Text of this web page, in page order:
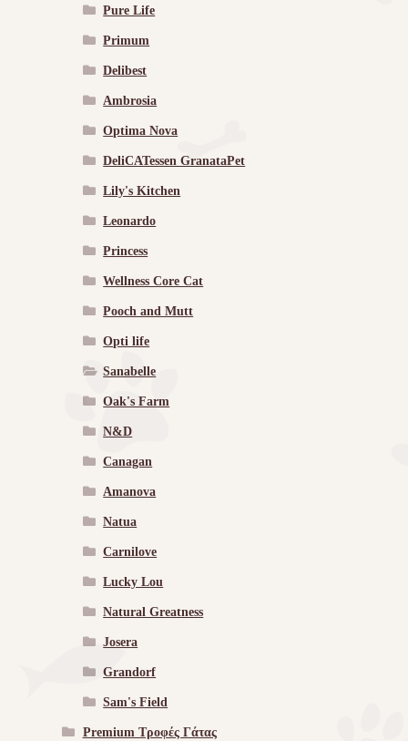
Pure Life
Primum
Delibest
Ambrosia
Optima Nova
DeliCATessen GranataPet
Lily's Kitchen
Leonardo
Princess
Wellness Core Cat
Pooch and Mutt
Opti life
Sanabelle
Oak's Farm
N&D
Canagan
Amanova
Natua
Carnilove
Lucky Lou
Natural Greatness
Josera
Grandorf
Sam's Field
Premium Τροφές Γάτας